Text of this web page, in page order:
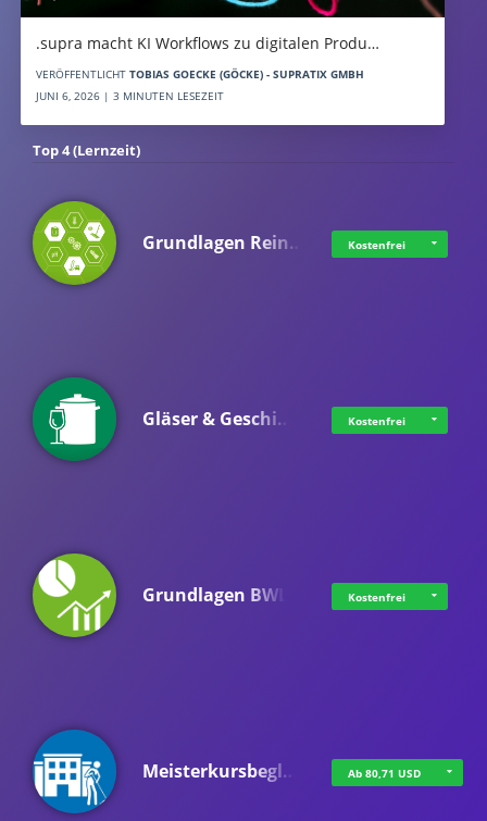
.supra macht KI Workflows zu digitalen Produ…
VERÖFFENTLICHT TOBIAS GOECKE (GÖCKE) - SUPRATIX GMBH
JUNI 6, 2026 | 3 MINUTEN LESEZEIT
Top 4 (Lernzeit)
Grundlagen Rein… Kostenfrei
Gläser & Geschi… Kostenfrei
Grundlagen BWL Kostenfrei
Meisterkursbegl… Ab 80,71 USD